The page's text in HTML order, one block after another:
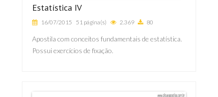
Estatística IV
16/07/2015 51 página(s) 2.369 80
Apostila com conceitos fundamentais de estatística.
Possui exercícios de fixação.